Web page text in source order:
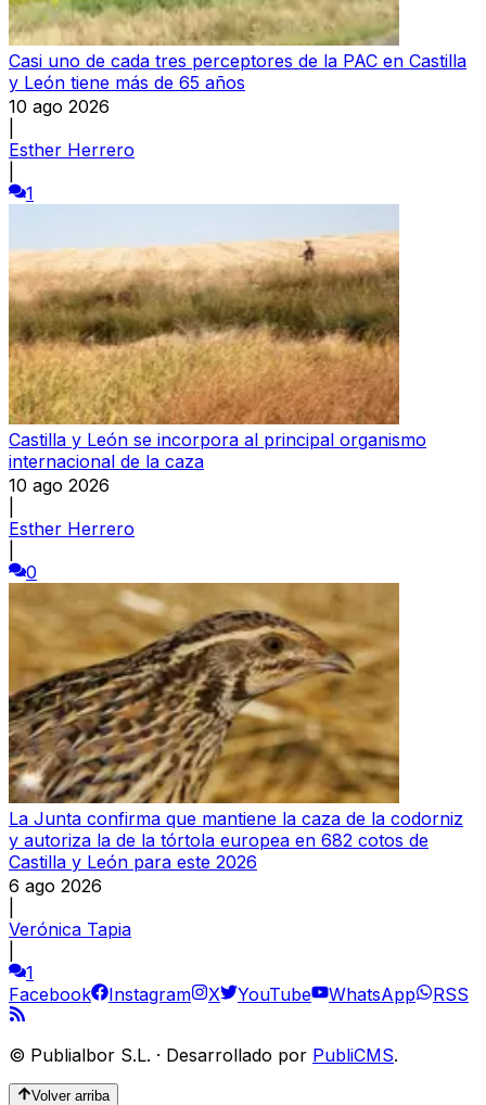
Casi uno de cada tres perceptores de la PAC en Castilla
y León tiene más de 65 años
10 ago 2026
Esther Herrero
1
Castilla y León se incorpora al principal organismo
internacional de la caza
10 ago 2026
Esther Herrero
0
La Junta confirma que mantiene la caza de la codorniz
y autoriza la de la tórtola europea en 682 cotos de
Castilla y León para este 2026
6 ago 2026
Verónica Tapia
1
Facebook
Instagram X YouTube WhatsApp RSS
© Publialbor S.L. · Desarrollado por PubliCMS.
Volver arriba